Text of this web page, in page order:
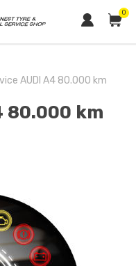
0
AUDI A4 80.000 km
80.000 km